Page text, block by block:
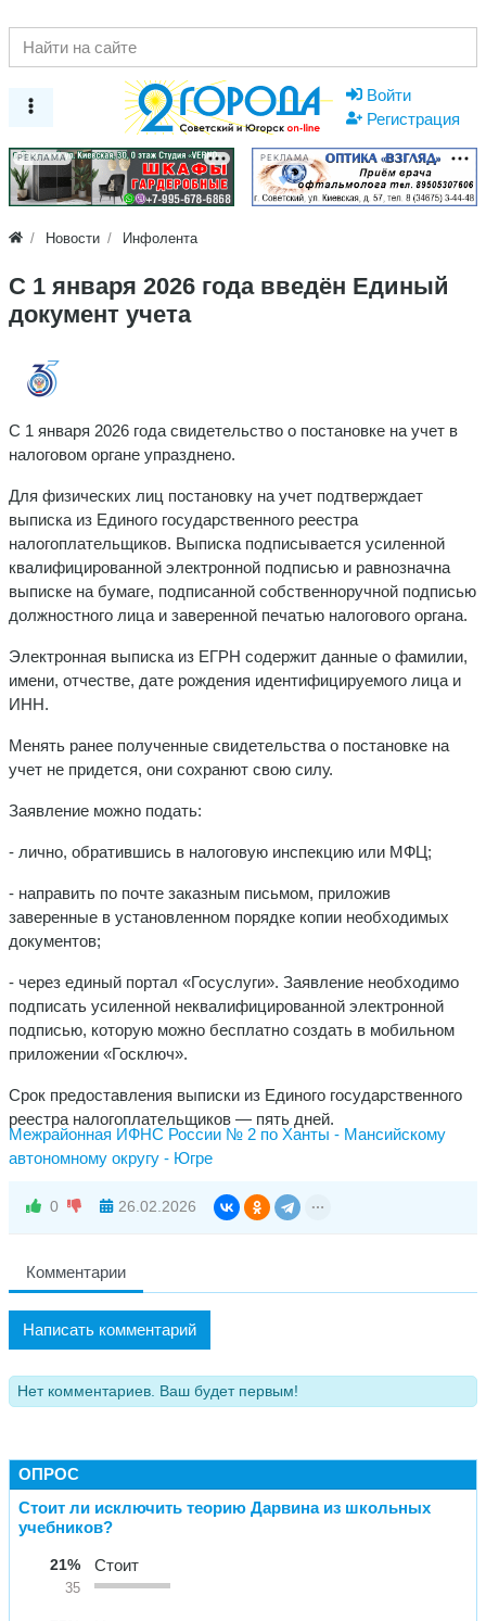
Войти
Регистрация
РЕКЛАМА РЕКЛАМА
Новости Инфолента
С 1 января 2026 года введён Единый
документ учета
С 1 января 2026 года свидетельство о постановке на учет в
налоговом органе упразднено.
Для физических лиц постановку на учет подтверждает
выписка из Единого государственного реестра
налогоплательщиков. Выписка подписывается усиленной
квалифицированной электронной подписью и равнозначна
выписке на бумаге, подписанной собственноручной подписью
должностного лица и заверенной печатью налогового органа.
Электронная выписка из ЕГРН содержит данные о фамилии,
имени, отчестве, дате рождения идентифицируемого лица и
ИНН.
Менять ранее полученные свидетельства о постановке на
учет не придется, они сохранют свою силу.
Заявление можно подать:
- лично, обратившись в налоговую инспекцию или МФЦ;
- направить по почте заказным письмом, приложив
заверенные в установленном порядке копии необходимых
документов;
- через единый портал «Госуслуги». Заявление необходимо
подписать усиленной неквалифицированной электронной
подписью, которую можно бесплатно создать в мобильном
приложении «Госключ».
Срок предоставления выписки из Единого государственного
реестра налогоплательщиков — пять дней.
Межрайонная ИФНС России № 2 по Ханты - Мансийскому
автономному округу - Югре
0 26.02.2026
Комментарии
Написать комментарий
Нет комментариев. Ваш будет первым!
ОПРОС
Стоит ли исключить теорию Дарвина из школьных
учебников?
21%
35
Стоит